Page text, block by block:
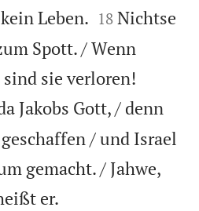
Leben. 

18 Nichtse
Spott. / Wenn
sie verloren!
Jakobs Gott, / denn
/ und Israel
gemacht. / Jahwe,
er.